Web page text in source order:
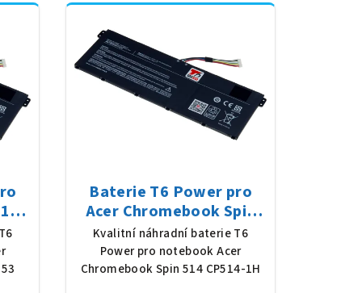
Baterie T6 Power pro
Acer Chromebook Spin
514 CP514-1H, Li-Poly,
11,61 V, 4683 mAh (54,36
Wh), černá
Kvalitní náhradní baterie T6
Power pro notebook Acer
Chromebook Spin 514 CP514-1H